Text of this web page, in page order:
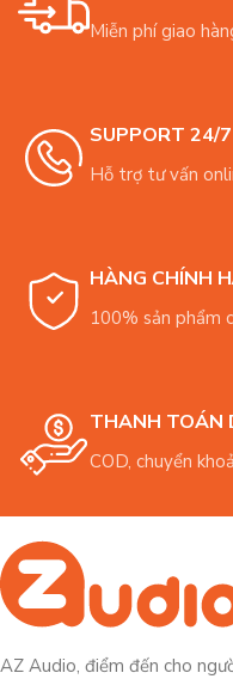
Miễn phí giao
SUPPORT 24/7
Hỗ trợ tư vấn
HÀNG CHÍNH
100% sản phẩm
THANH TOÁN
COD, chuyển
AZ Audio, điểm đến cho